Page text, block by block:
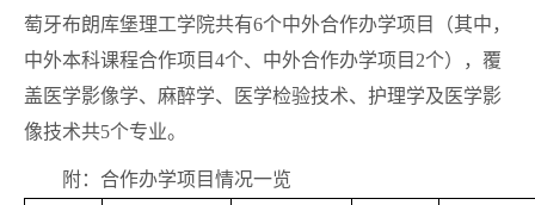
萄牙布朗库堡理工学院共有6个中外合作办学项目（其中，
中外本科课程合作项目4个、中外合作办学项目2个），覆
盖医学影像学、麻醉学、医学检验技术、护理学及医学影
像技术共5个专业。
附：合作办学项目情况一览